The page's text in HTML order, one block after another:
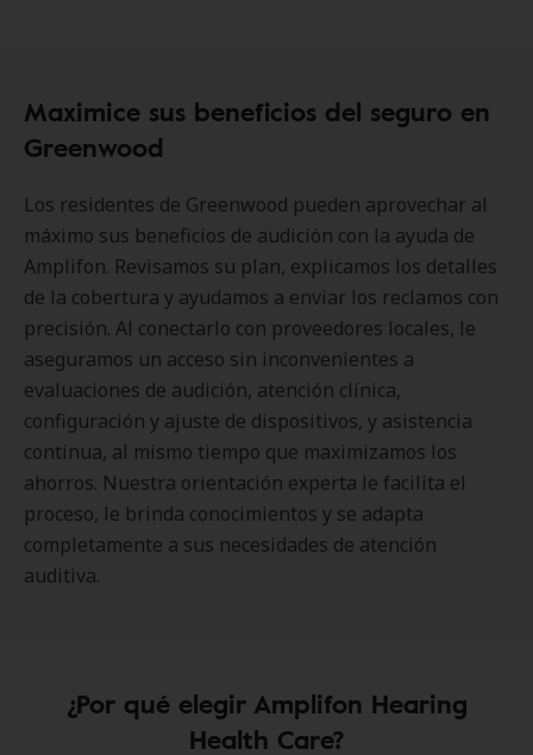
Maximice sus beneficios del seguro en
Greenwood
Los residentes de Greenwood pueden aprovechar al
máximo sus beneficios de audición con la ayuda de
Amplifon. Revisamos su plan, explicamos los detalles
de la cobertura y ayudamos a enviar los reclamos con
precisión. Al conectarlo con proveedores locales, le
aseguramos un acceso sin inconvenientes a
evaluaciones de audición, atención clínica,
configuración y ajuste de dispositivos, y asistencia
continua, al mismo tiempo que maximizamos los
ahorros. Nuestra orientación experta le facilita el
proceso, le brinda conocimientos y se adapta
completamente a sus necesidades de atención
auditiva.
¿Por qué elegir Amplifon Hearing
Health Care?